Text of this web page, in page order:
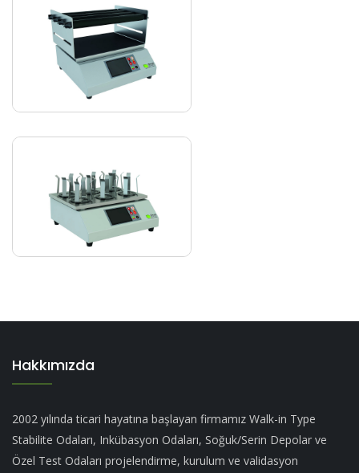
Hakkımızda
2002 yılında ticari hayatına başlayan firmamız Walk-in Type
Stabilite Odaları, Inkübasyon Odaları, Soğuk/Serin Depolar ve
Özel Test Odaları projelendirme, kurulum ve validasyon